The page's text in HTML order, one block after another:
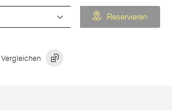
Reservieren
Vergleichen